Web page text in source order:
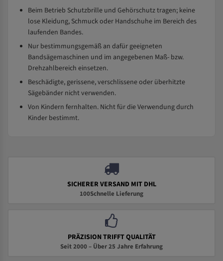
Beim Betrieb Schutzbrille und Gehörschutz tragen; keine
lose Kleidung, Schmuck oder Handschuhe im Bereich des
laufenden Bandes.
Nur bestimmungsgemäß an dafür geeigneten
Bandsägemaschinen und im angegebenen Maß- bzw.
Drehzahlbereich einsetzen.
Beschädigte, gerissene, verschlissene oder überhitzte
Sägebänder nicht verwenden.
Von Kindern fernhalten. Nicht für die Verwendung durch
Kinder bestimmt.
SICHERER VERSAND MIT DHL
100Schnelle Lieferung
PRÄZISION TRIFFT QUALITÄT
Seit 2000 – Über 25 Jahre Erfahrung